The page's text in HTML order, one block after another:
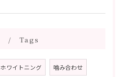
Tags
ホワイトニング 噛み合わせ